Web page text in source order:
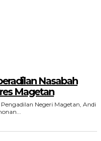
Nasabah
Magetan
Negeri Magetan, Andi